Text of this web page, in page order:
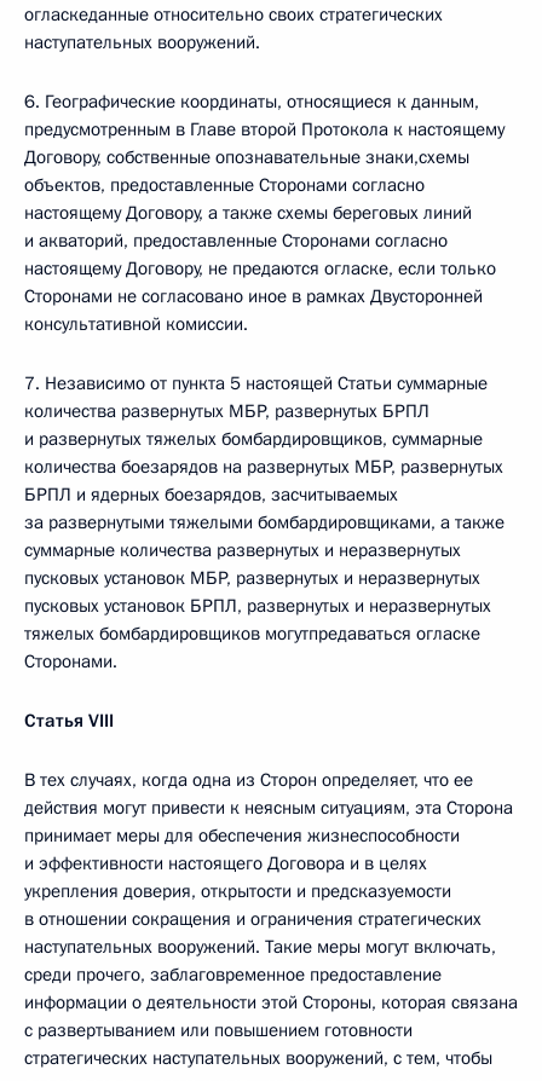
огласкеданные относительно своих стратегических
наступательных вооружений.
6. Географические координаты, относящиеся к данным,
предусмотренным в Главе второй Протокола к настоящему
Договору, собственные опознавательные знаки,схемы
объектов, предоставленные Сторонами согласно
настоящему Договору, а также схемы береговых линий
и акваторий, предоставленные Сторонами согласно
настоящему Договору, не предаются огласке, если только
Сторонами не согласовано иное в рамках Двусторонней
консультативной комиссии.
7. Независимо от пункта 5 настоящей Статьи суммарные
количества развернутых МБР, развернутых БРПЛ
и развернутых тяжелых бомбардировщиков, суммарные
количества боезарядов на развернутых МБР, развернутых
БРПЛ и ядерных боезарядов, засчитываемых
за развернутыми тяжелыми бомбардировщиками, а также
суммарные количества развернутых и неразвернутых
пусковых установок МБР, развернутых и неразвернутых
пусковых установок БРПЛ, развернутых и неразвернутых
тяжелых бомбардировщиков могутпредаваться огласке
Сторонами.
Статья VIII
В тех случаях, когда одна из Сторон определяет, что ее
действия могут привести к неясным ситуациям, эта Сторона
принимает меры для обеспечения жизнеспособности
и эффективности настоящего Договора и в целях
укрепления доверия, открытости и предсказуемости
в отношении сокращения и ограничения стратегических
наступательных вооружений. Такие меры могут включать,
среди прочего, заблаговременное предоставление
информации о деятельности этой Стороны, которая связана
с развертыванием или повышением готовности
стратегических наступательных вооружений, с тем, чтобы